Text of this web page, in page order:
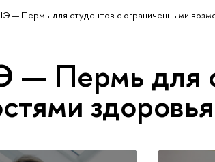
— Пермь для студентов с ограниченными
Пермь для